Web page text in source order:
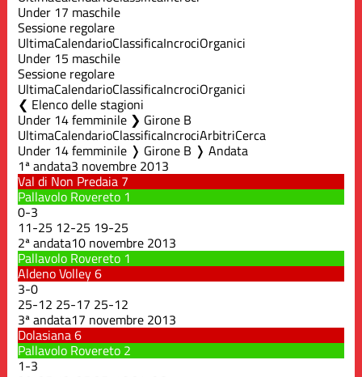
Under 17 maschile
Sessione regolare
UltimaCalendarioClassificaIncrociOrganici
Under 15 maschile
Sessione regolare
UltimaCalendarioClassificaIncrociOrganici
Elenco delle stagioni
Under 14 femminile ❯ Girone B
UltimaCalendarioClassificaIncrociArbitriCerca
Under 14 femminile ❭ Girone B ❭ Andata
1ª andata3 novembre 2013
Val di Non Predaia 7
Pallavolo Rovereto 1
0-3
11-25 12-25 19-25
2ª andata10 novembre 2013
Pallavolo Rovereto 1
Aldeno Volley6
3-0
25-12 25-17 25-12
3ª andata17 novembre 2013
Dolasiana6
Pallavolo Rovereto 2
1-3